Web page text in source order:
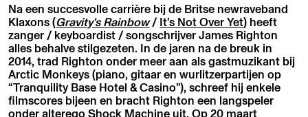
Na een succesvolle carrière bij de Britse newraveband
Klaxons (Gravity's Rainbow/ It’s Not Over Yet) heeft
zanger / keyboardist / songschrijver James Righton
alles behalve stilgezeten. In de jaren na de breuk in
2014, trad Righton onder meer aan als gastmuzikant bij
Arctic Monkeys (piano, gitaar en wurlitzerpartijen op
“Tranquility Base Hotel & Casino”), schreef hij enkele
filmscores bijeen en bracht Righton een langspeler
onder alterego Shock Machine uit. Op 20 maart